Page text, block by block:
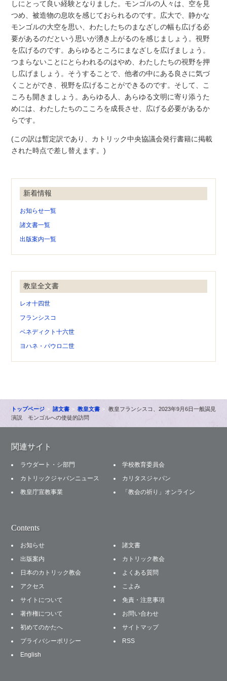
しにとって良い経験となりました。モンゴルの人々は、空を見
つめ、被造物の息吹を感じておられるのです。広大で、静かな
モンゴルの大空を思い、わたしたちのまなざしの幅も広げる必
要があるのだという思いが湧き上がるのを感じましょう。視野
を広げるのです。あらゆるところにまなざしを広げましょう。
つまらないことにとらわれるのはやめ、わたしたちの視野を押
し広げましょう。そうすることで、他者の中にある良さに気づ
くことができ、視野を広げることができるのです。そして、こ
ころも開きましょう。あらゆる人、あらゆる文明に寄り添うた
めには、わたしたちのこころを成長させ、広げる必要があるか
らです。
(この訳は暫定訳であり、カトリック中央協議会発行書籍に掲載
された時点で差し替えます。)
新着情報
お知らせ一覧
諸文書一覧
出版案内一覧
教皇全文書
レオ十四世
フランシスコ
ベネディクト十六世
ヨハネ・パウロ二世
トップページ 諸文書 教皇文書
教皇フランシスコ、2023年9月6日一般謁見
演説 モンゴルへの使徒的訪問
関連サイト
ラウダート・シ部門
学校教育委員会
カトリックジャパンニュース
カリタスジャパン
教皇庁宣教事業
「教会の祈り」オンライン
Contents
お知らせ
諸文書
出版案内
カトリック教会
日本のカトリック教会
よくある質問
アクセス
こよみ
サイトについて
免責・注意事項
著作権について
お問い合わせ
初めてのかたへ
サイトマップ
プライバシーポリシー
RSS
English